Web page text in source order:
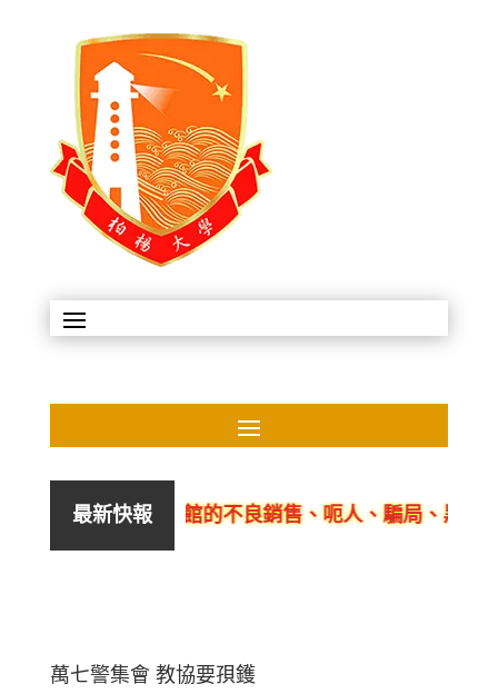
最新快報
泉美良生館的不良銷售、呃人、騙局、黑店
萬七警集會 教協要孭鑊